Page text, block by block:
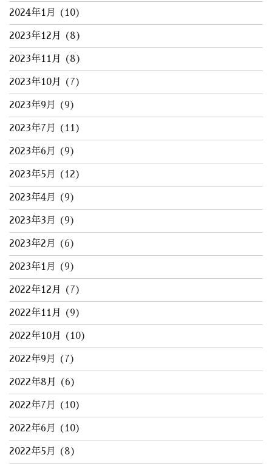
2024年1月 (10)
2023年12月 (8)
2023年11月 (8)
2023年10月 (7)
2023年9月 (9)
2023年7月 (11)
2023年6月 (9)
2023年5月 (12)
2023年4月 (9)
2023年3月 (9)
2023年2月 (6)
2023年1月 (9)
2022年12月 (7)
2022年11月 (9)
2022年10月 (10)
2022年9月 (7)
2022年8月 (6)
2022年7月 (10)
2022年6月 (10)
2022年5月 (8)